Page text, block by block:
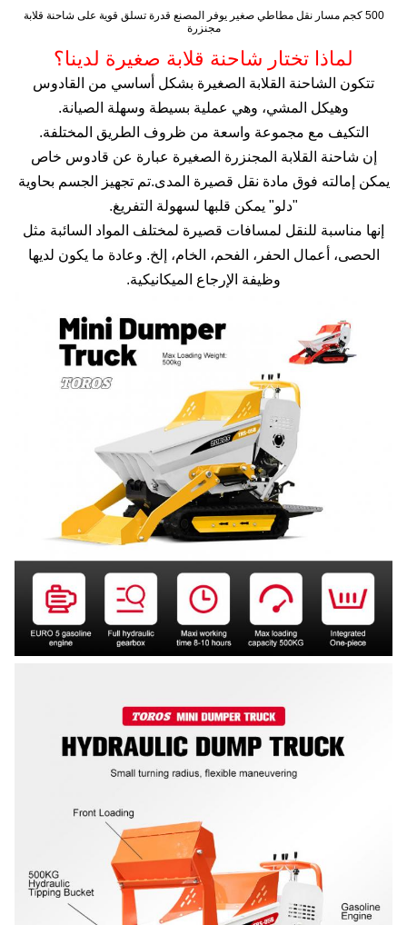
500 كجم مسار نقل مطاطي صغير يوفر المصنع قدرة تسلق قوية على شاحنة قلابة
مجنزرة
لماذا تختار شاحنة قلابة صغيرة لدينا؟
تتكون الشاحنة القلابة الصغيرة بشكل أساسي من القادوس
وهيكل المشي، وهي عملية بسيطة وسهلة الصيانة.
التكيف مع مجموعة واسعة من ظروف الطريق المختلفة.
إن شاحنة القلابة المجنزرة الصغيرة عبارة عن قادوس خاص
يمكن إمالته فوق مادة نقل قصيرة المدى.تم تجهيز الجسم بحاوية
"دلو" يمكن قلبها لسهولة التفريغ.
إنها مناسبة للنقل لمسافات قصيرة لمختلف المواد السائبة مثل
الحصى، أعمال الحفر، الفحم، الخام، إلخ. وعادة ما يكون لديها
وظيفة الإرجاع الميكانيكية.